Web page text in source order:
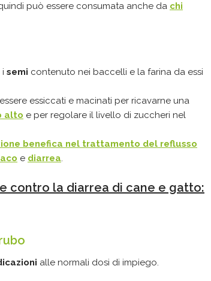
può essere consumata anche da chi
semi contenuto nei baccelli e la farina da essi
essiccati e macinati per ricavarne una
alto e per regolare il livello di zuccheri nel
benefica nel trattamento del reflusso
e diarrea.
contro la diarrea di cane e gatto:
alle normali dosi di impiego.